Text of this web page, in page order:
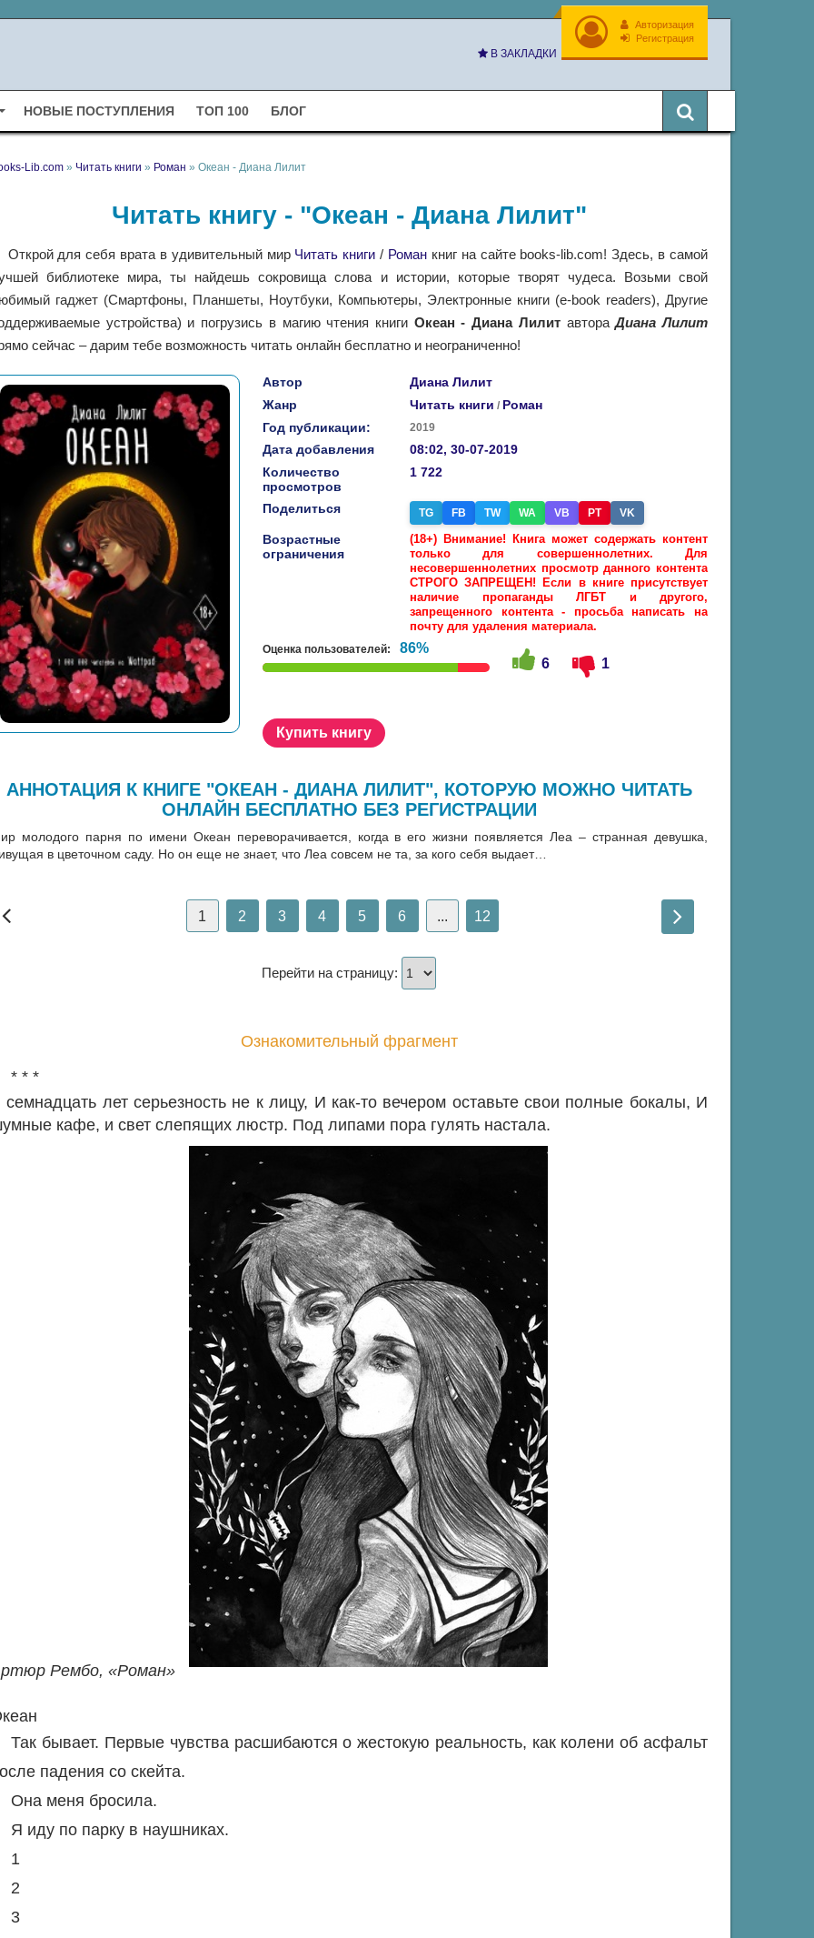
Авторизация
Регистрация
В ЗАКЛАДКИ
НОВЫЕ ПОСТУПЛЕНИЯ ТОП 100 БЛОГ
Lib.com » Читать книги » Роман » Океан - Диана Лилит
Читать книгу - "Океан - Диана Лилит"
Открой для себя врата в удивительный мир Читать книги / Роман книг на сайте books-lib.com! Здесь, в самой
библиотеке мира, ты найдешь сокровища слова и истории, которые творят чудеса. Возьми свой
гаджет (Смартфоны, Планшеты, Ноутбуки, Компьютеры, Электронные книги (e-book readers), Другие
устройства) и погрузись в магию чтения книги Океан - Диана ЛилитавтораДиана Лилит
сейчас – дарим тебе возможность читать онлайн бесплатно и неограниченно!
Автор
Диана Лилит
Жанр
Читать книги / Роман
Год публикации:
2019
Дата добавления
08:02, 30-07-2019
Количество
просмотров
1 722
Поделиться TG FB TW WA VB PT VK
Возрастные
ограничения
(18+) Внимание! Книга может содержать контент
только для совершеннолетних. Для
несовершеннолетних просмотр данного контента
СТРОГО ЗАПРЕЩЕН! Если в книге присутствует
наличие пропаганды ЛГБТ и другого,
запрещенного контента - просьба написать на
почту для удаления материала.
Оценка пользователей:
86%
6
1
Купить книгу
АННОТАЦИЯ К КНИГЕ "ОКЕАН - ДИАНА ЛИЛИТ", КОТОРУЮ МОЖНО ЧИТАТЬ
ОНЛАЙН БЕСПЛАТНО БЕЗ РЕГИСТРАЦИИ
молодого парня по имени Океан переворачивается, когда в его жизни появляется Леа – странная девушка,
в цветочном саду. Но он еще не знает, что Леа совсем не та, за кого себя выдает…
1 2 3 4 5 6 ... 12
Перейти на страницу:
Ознакомительный фрагмент
* * *
семнадцать лет серьезность не к лицу, И как-то вечером оставьте свои полные бокалы, И
кафе, и свет слепящих люстр. Под липами пора гулять настала.
Рембо, «Роман»
Так бывает. Первые чувства расшибаются о жестокую реальность, как колени об асфальт
падения со скейта.
Она меня бросила.
Я иду по парку в наушниках.
1
2
3